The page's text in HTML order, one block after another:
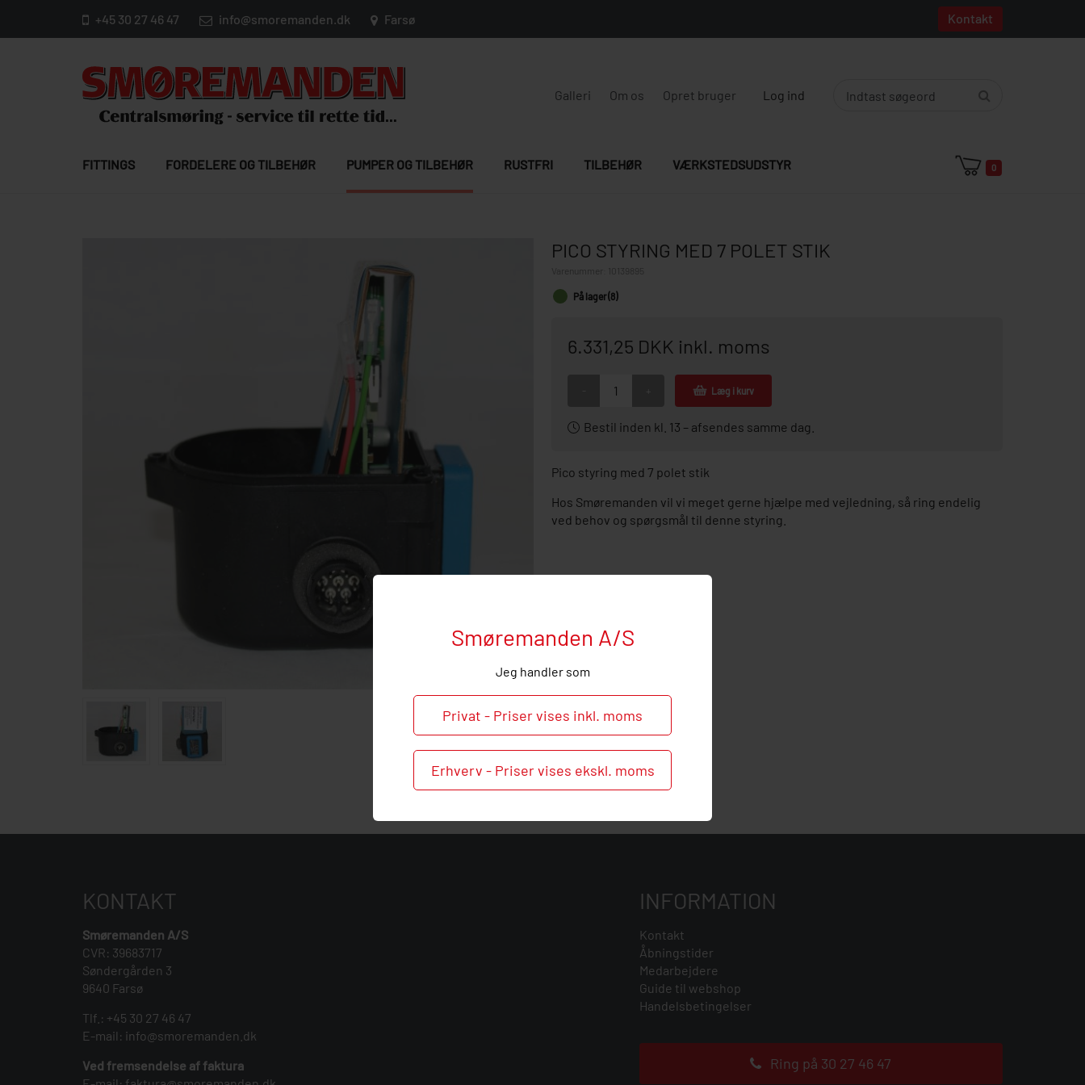
Smøremanden A/S
Jeg handler som
Privat - Priser vises inkl. moms
Erhverv - Priser vises ekskl. moms
+45 30 27 46 47 info@smoremanden.dk Farsø Kontakt
Galleri Om os Opret bruger Log ind
FITTINGS FORDELERE OG TILBEHØR PUMPER OG TILBEHØR RUSTFRI TILBEHØR VÆRKSTEDSUDSTYR 0
PICO STYRING MED 7 POLET STIK
10139895
På lager (8)
6.331,25 DKK inkl. moms
Læg i kurv
Bestil inden kl. 13 – afsendes samme dag.
Pico styring med 7 polet stik
Hos Smøremanden vil vi meget gerne hjælpe med vejledning, så ring endelig
ved behov og spørgsmål til denne styring.
KONTAKT
Smøremanden A/S
CVR: 39683717
Søndergården 3
9640 Farsø
Tlf.: +45 30 27 46 47
E-mail: info@smoremanden.dk
Ved fremsendelse af faktura
INFORMATION
Kontakt
Åbningstider
Medarbejdere
Guide til webshop
Handelsbetingelser
Ring på 30 27 46 47